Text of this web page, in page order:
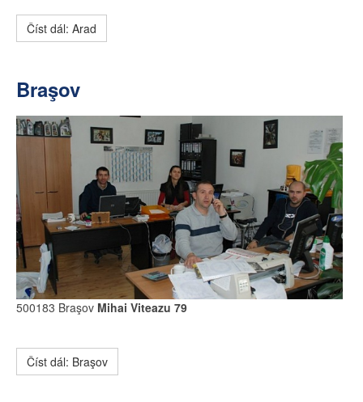
Číst dál: Arad
Braşov
500183 Braşov Mihai Viteazu 79
Číst dál: Braşov